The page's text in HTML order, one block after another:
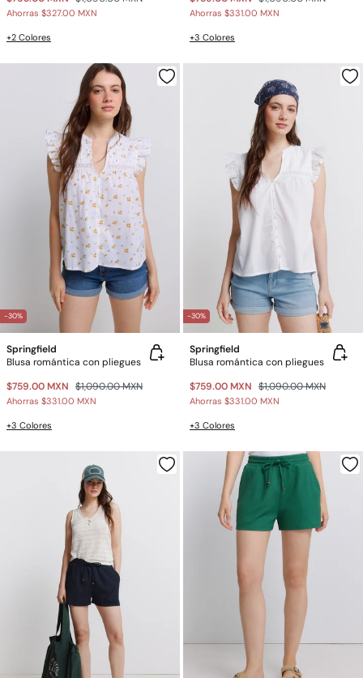
Ahorras $327.00 MXN
+2 Colores
Ahorras $331.00 MXN
+3 Colores
-30%
Springfield
Blusa romántica con pliegues
$759.00 MXN $1,090.00 MXN
Ahorras $331.00 MXN
+3 Colores
-30%
Springfield
Blusa romántica con pliegues
$759.00 MXN $1,090.00 MXN
Ahorras $331.00 MXN
+3 Colores